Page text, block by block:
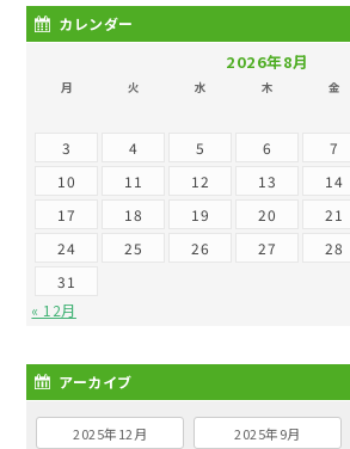
カレンダー
2026年8月
月 火 水 木 金
3
4 5 6 7
10
11 12 13 14
17
18 19 20 21
24
25 26 27 28
31
« 12月
アーカイブ
2025年12月 2025年9月